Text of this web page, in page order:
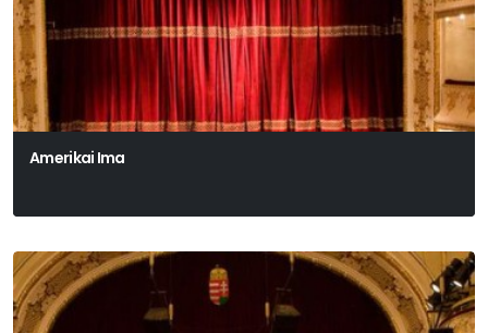
Amerikai Ima